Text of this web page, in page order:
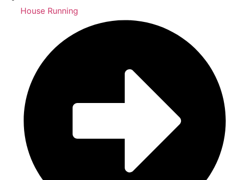
House Running